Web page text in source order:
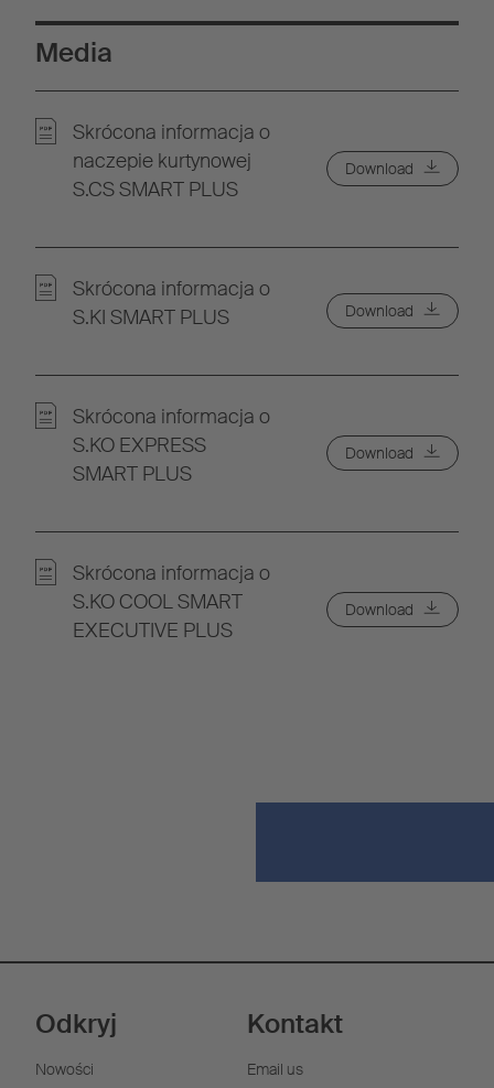
Media
Skrócona informacja o
naczepie kurtynowej
S.CS SMART PLUS
Download
Skrócona informacja o
S.KI SMART PLUS
Download
Skrócona informacja o
S.KO EXPRESS
SMART PLUS
Download
Skrócona informacja o
S.KO COOL SMART
EXECUTIVE PLUS
Download
Odkryj
Nowości
Kontakt
Email us